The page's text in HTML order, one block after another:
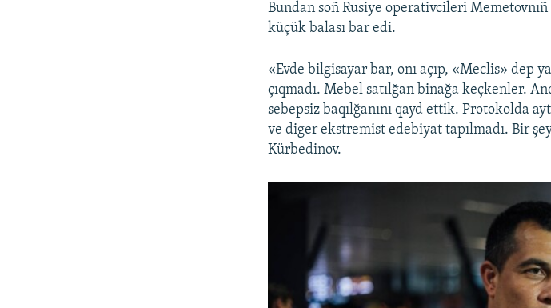
Bundan soñ Rusiye operativcileri
küçük balası bar edi.
«Evde bilgisayar bar, onı açıp, «Meclis» dep
çıqmadı. Mebel satılğan binağa keçkenler.
sebepsiz baqılğanını qayd ettik. Protokolda
ve diger ekstremist edebiyat tapılmadı. Bir
Kürbedinov.